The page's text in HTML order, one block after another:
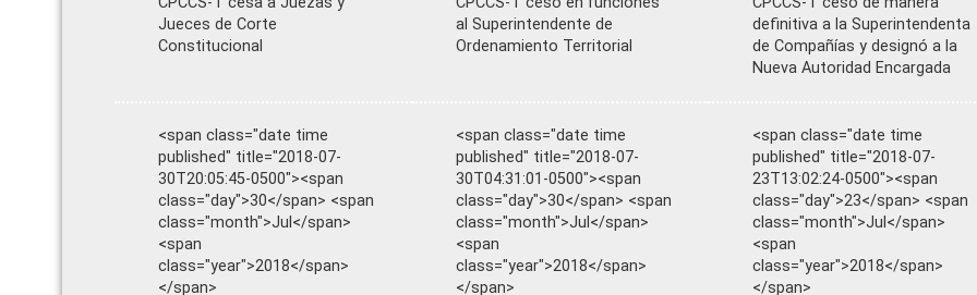
Jueces de Corte
Constitucional
al Superintendente de
Ordenamiento Territorial
definitiva a la Superintendenta
de Compañías y designó a la
Nueva Autoridad Encargada
<span class="date time
published" title="2018-07-
30T20:05:45-0500"><span
class="day">30</span> <span
class="month">Jul</span>
<span
class="year">2018</span>
</span>
<span class="date time
published" title="2018-07-
30T04:31:01-0500"><span
class="day">30</span> <span
class="month">Jul</span>
<span
class="year">2018</span>
</span>
<span class="date time
published" title="2018-07-
23T13:02:24-0500"><span
class="day">23</span> <span
class="month">Jul</span>
<span
class="year">2018</span>
</span>